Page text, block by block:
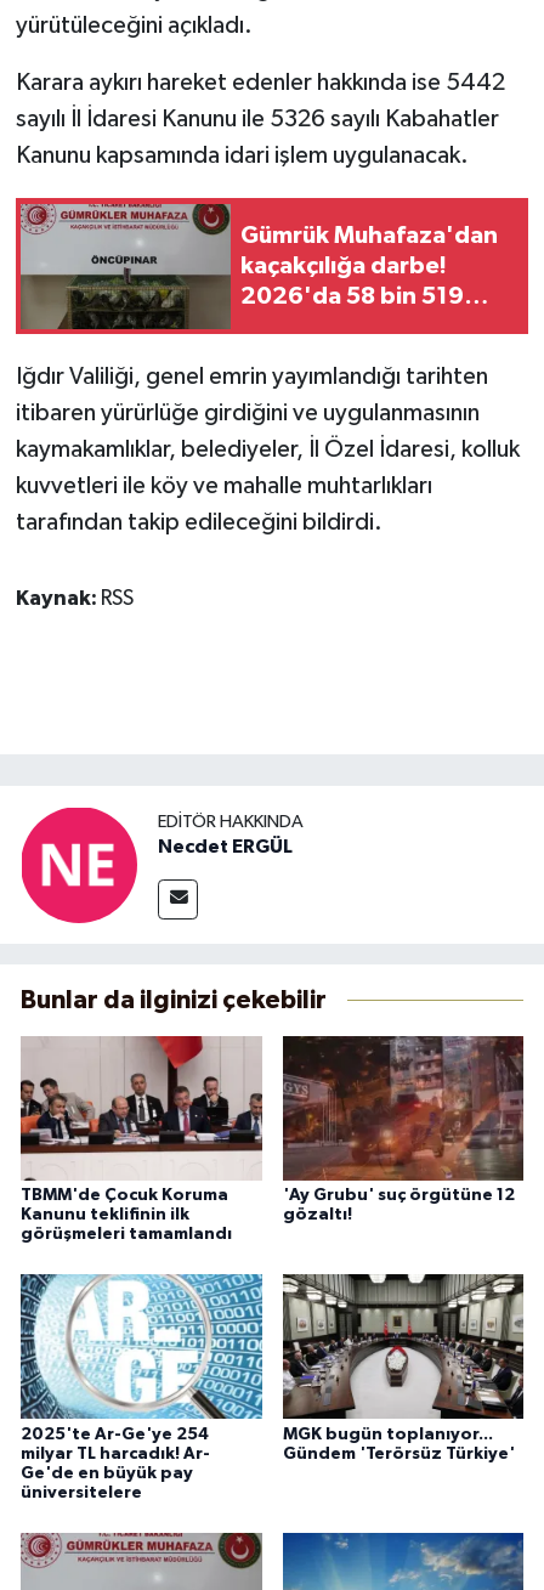
yürütüleceğini açıkladı.
Karara aykırı hareket edenler hakkında ise 5442
sayılı İl İdaresi Kanunu ile 5326 sayılı Kabahatler
Kanunu kapsamında idari işlem uygulanacak.
Gümrük Muhafaza'dan
kaçakçılığa darbe!
2026'da 58 bin 519
Iğdır Valiliği, genel emrin yayımlandığı tarihten
itibaren yürürlüğe girdiğini ve uygulanmasının
kaymakamlıklar, belediyeler, İl Özel İdaresi, kolluk
kuvvetleri ile köy ve mahalle muhtarlıkları
tarafından takip edileceğini bildirdi.
Kaynak: RSS
EDITÖR HAKKINDA
Necdet ERGÜL
Bunlar da ilginizi çekebilir
TBMM'de Çocuk Koruma
Kanunu teklifinin ilk
görüşmeleri tamamlandı
'Ay Grubu' suç örgütüne 12
gözaltı!
2025'te Ar-Ge'ye 254
milyar TL harcadık! Ar-
Ge'de en büyük pay
üniversitelere
MGK bugün toplanıyor...
Gündem 'Terörsüz Türkiye'